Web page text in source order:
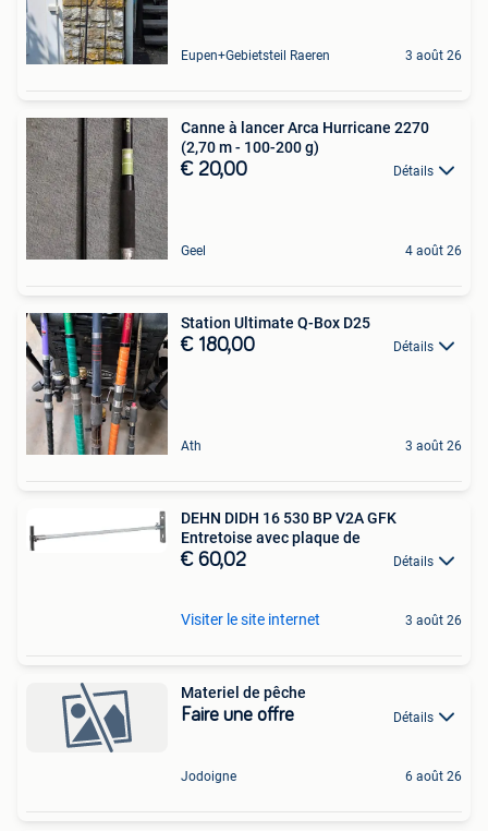
Eupen+Gebietsteil Raeren 3 août 26
Canne à lancer Arca Hurricane 2270
(2,70 m - 100-200 g)
€ 20,00 Détails
Geel 4 août 26
Station Ultimate Q-Box D25
€ 180,00 Détails
Ath 3 août 26
DEHN DIDH 16 530 BP V2A GFK
Entretoise avec plaque de
€ 60,02 Détails
Visiter le site internet 3 août 26
Materiel de pêche
Faire une offre Détails
Jodoigne 6 août 26